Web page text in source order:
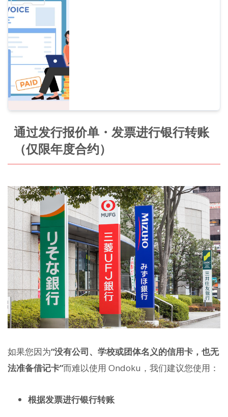
通过发行报价单・发票进行银行转账
（仅限年度合约）
如果您因为“没有公司、学校或团体名义的信用卡，也无
法准备借记卡”而难以使用 Ondoku，我们建议您使用：
根据发票进行银行转账